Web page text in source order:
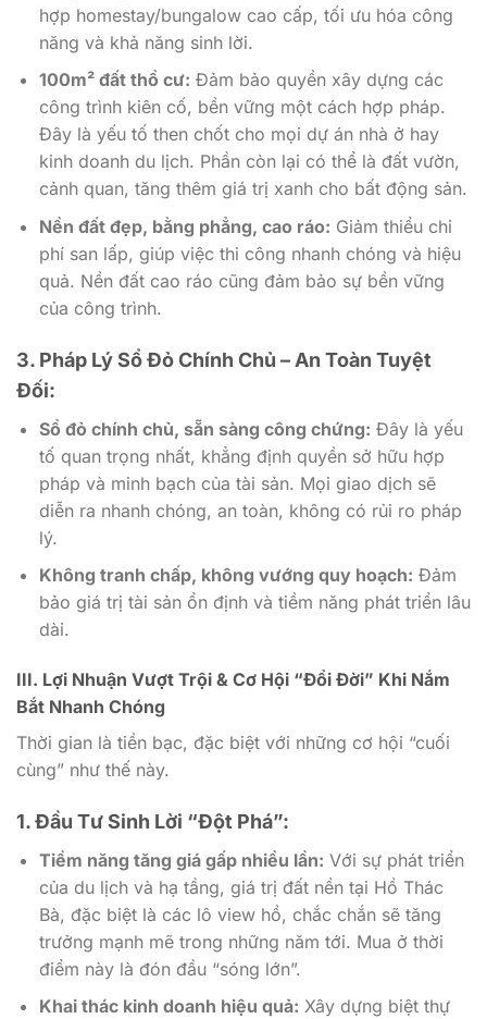
hợp homestay/bungalow cao cấp, tối ưu hóa công
năng và khả năng sinh lời.
100m² đất thổ cư: Đảm bảo quyền xây dựng các
công trình kiên cố, bền vững một cách hợp pháp.
Đây là yếu tố then chốt cho mọi dự án nhà ở hay
kinh doanh du lịch. Phần còn lại có thể là đất vườn,
cảnh quan, tăng thêm giá trị xanh cho bất động sản.
Nền đất đẹp, bằng phẳng, cao ráo: Giảm thiểu chi
phí san lấp, giúp việc thi công nhanh chóng và hiệu
quả. Nền đất cao ráo cũng đảm bảo sự bền vững
của công trình.
3. Pháp Lý Sổ Đỏ Chính Chủ – An Toàn Tuyệt
Đối:
Sổ đỏ chính chủ, sẵn sàng công chứng: Đây là yếu
tố quan trọng nhất, khẳng định quyền sở hữu hợp
pháp và minh bạch của tài sản. Mọi giao dịch sẽ
diễn ra nhanh chóng, an toàn, không có rủi ro pháp
lý.
Không tranh chấp, không vướng quy hoạch: Đảm
bảo giá trị tài sản ổn định và tiềm năng phát triển lâu
dài.
III. Lợi Nhuận Vượt Trội & Cơ Hội “Đổi Đời” Khi Nắm
Bắt Nhanh Chóng
Thời gian là tiền bạc, đặc biệt với những cơ hội “cuối
cùng” như thế này.
1. Đầu Tư Sinh Lời “Đột Phá”:
Tiềm năng tăng giá gấp nhiều lần: Với sự phát triển
của du lịch và hạ tầng, giá trị đất nền tại Hồ Thác
Bà, đặc biệt là các lô view hồ, chắc chắn sẽ tăng
trưởng mạnh mẽ trong những năm tới. Mua ở thời
điểm này là đón đầu “sóng lớn”.
Khai thác kinh doanh hiệu quả: Xây dựng biệt thự